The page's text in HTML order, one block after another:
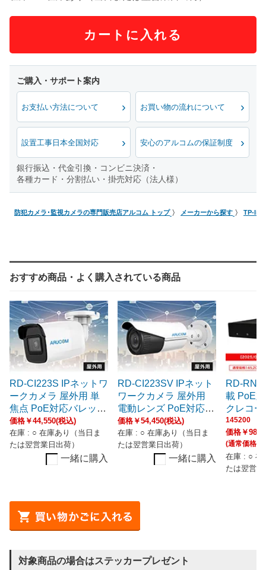
カートに入れる
お支払い方法について お買い物の流れについて
設置工事日本全国対応 安心のアルコムの保証制度
銀行振込・代金引換・コンビニ決済・
各種カード・分割払い・掛売対応（法人様）
防犯カメラ･監視カメラの専門販売店アルコム トップ メーカーから探す TP-link
おすすめ商品・よく購入されている商品
RD-CI223S IPネットワ
ークカメラ 屋外用 単
焦点 PoE対応バレット
型
価格￥44,550(税込)
在庫 : ○ 在庫あり（当日ま
たは翌営業日出荷）
一緒に購入
RD-CI223SV IPネット
ワークカメラ 屋外用
電動レンズ PoE対応バ
レット型
価格￥54,450(税込)
在庫 : ○ 在庫あり（当日ま
たは翌営業日出荷）
一緒に購入
RD-
載 PoE
クレコ
2TB
145200
価格￥
(通常価格
在庫 : ○ 在
たは翌営
対象商品の場合はステッカープレゼント